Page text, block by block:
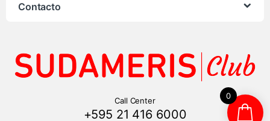
Contacto
Call Center
+595 21 416 6000
0